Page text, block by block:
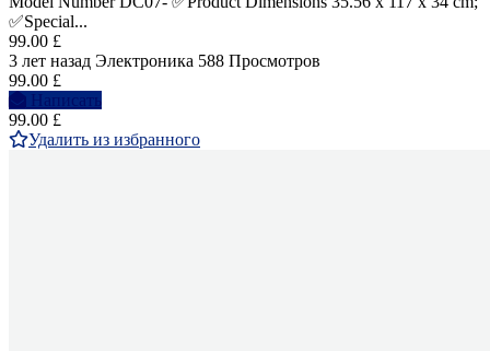
✅Special...
99.00 £
3 лет назад Электроника 588 Просмотров
99.00 £
Написать
99.00 £
Удалить из избранного